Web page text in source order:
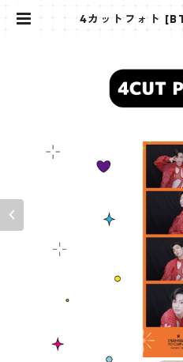
4カットフォト [BTS-ジョングク 2